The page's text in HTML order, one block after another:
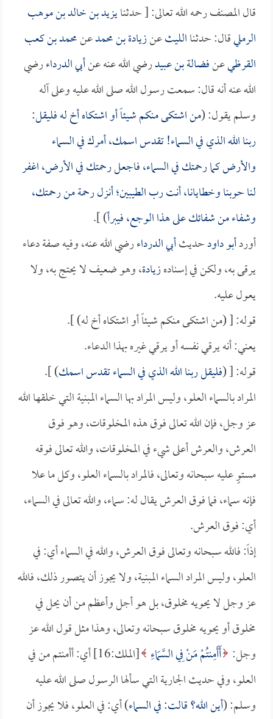
قال المصنف رحمه الله تعالى: [ حدثنايزيد بن خالد بن موهب
الرمليقال: حدثناالليثعنزيادة بن محمدعنمحمد بن كعب
القرظيعنفضالة بن عبيدرضي الله عنه عنأبي الدرداءرضي
الله عنه أنه قال: سمعت رسول الله صلى الله عليه وعلى آله
وسلم يقول: (من اشتكى منكم شيئاً أو اشتكاه أخ له فليقل:
ربنا الله الذي في السماء! تقدس اسمك، أمرك في السماء
والأرض كما رحمتك في السماء، فاجعل رحمتك في الأرض، اغفر
لنا حوبنا وخطايانا، أنت رب الطيبين؛ أنزل رحمة من رحمتك،
وشفاء من شفائك على هذا الوجع، فيبرأ) ].
أوردأبو داودحديثأبي الدرداءرضي الله عنه، وفيه صفة دعاء
يرقى به، ولكن في إسنادهزيادة، وهو ضعيف لا يحتج به، ولا
يعول عليه.
قوله: [ (من اشتكى منكم شيئاً أو اشتكاه أخ له) ].
يعني: أنه يرقي نفسه أو يرقي غيره بهذا الدعاء.
قوله: [ (فليقل ربنا الله الذي في السماء تقدس اسمك) ].
المراد بالسماء العلو، وليس المراد بها السماء المبنية التي خلقها الله
عز وجل، فإن الله تعالى فوق هذه المخلوقات، وهو فوق
العرش، والعرش أعلى شيء في المخلوقات، والله تعالى فوقه
مستوٍ عليه سبحانه وتعالى، فالمراد بالسماء العلو، وكل ما علا
فإنه سماء، فما فوق العرش يقال له: سماء، والله تعالى في السماء،
أي: فوق العرش.
إذاً: فالله سبحانه وتعالى فوق العرش، والله في السماء أي: في
العلو، وليس المراد السماء المبنية، ولا يجوز أن يتصور ذلك، فالله
عز وجل لا يحويه مخلوق، بل هو أجل وأعظم من أن يحل في
مخلوق أو يحويه مخلوق سبحانه وتعالى، وهذا مثل قول الله عز
وجل: أَأَمِنتُمْ مَنْ فِي السَّمَاءِ
[الملك:16] أي: أأمنتم من في
العلو، وفي حديث الجارية التي سألها الرسول صلى الله عليه
وسلم: (أين الله؟ قالت: في السماء) أي: في العلو، فلا يجوز أن